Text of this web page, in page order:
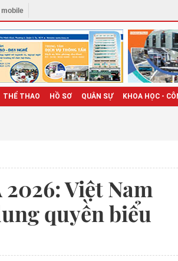
THỂ THAO HỒ SƠ QUÂN SỰ KHOA HỌC -
Việt Nam
quyền biểu